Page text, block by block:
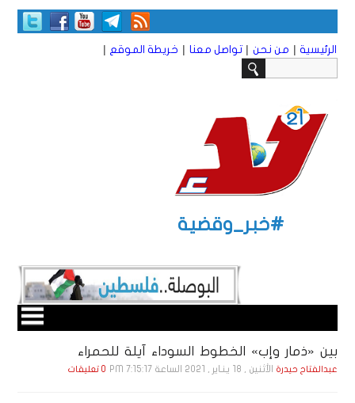
الرئيسية | من نحن | تواصل معنا | خريطة الموقع |
#خبر_وقضية
بين «ذمار وإب» الخطوط السوداء آيلة للحمراء
عبدالفتاح حيدرة الأثنين , 18 يـنـاير , 2021 الساعة 7:15:17 PM 0 تعليقات